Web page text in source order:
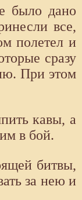
было дано
все,
полетел и
сразу
При этом
кавы, а
в бой.
битвы,
за нею и